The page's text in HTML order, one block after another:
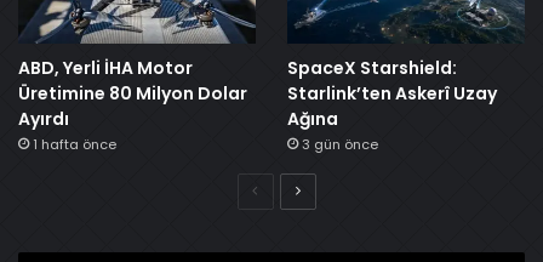
ABD, Yerli İHA Motor
Üretimine 80 Milyon Dolar
Ayırdı
1 hafta önce
SpaceX Starshield:
Starlink’ten Askerî Uzay
Ağına
3 gün önce
ÖncekiSonraki